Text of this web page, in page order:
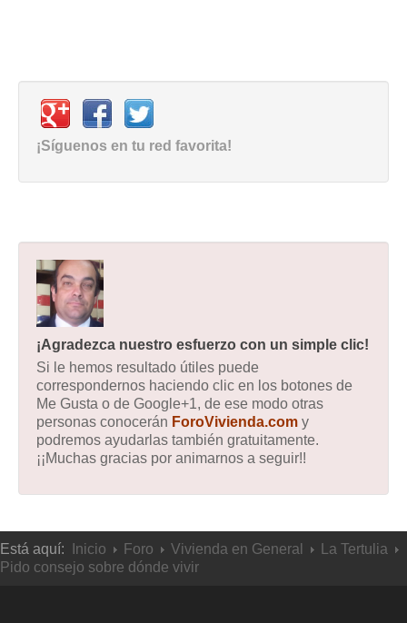
¡Síguenos en tu red favorita!
¡Agradezca nuestro esfuerzo con un simple clic!
Si le hemos resultado útiles puede
correspondernos haciendo clic en los botones de
Me Gusta o de Google+1, de ese modo otras
personas conocerán ForoVivienda.com y
podremos ayudarlas también gratuitamente.
¡¡Muchas gracias por animarnos a seguir!!
Está aquí: Inicio Foro Vivienda en General
La Tertulia
Pido consejo sobre dónde vivir